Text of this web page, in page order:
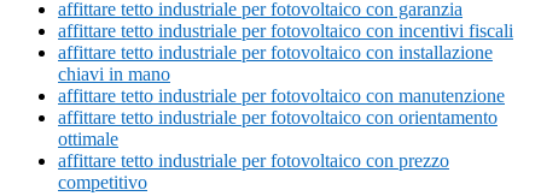
affittare tetto industriale per fotovoltaico con garanzia
affittare tetto industriale per fotovoltaico con incentivi fiscali
affittare tetto industriale per fotovoltaico con installazione
chiavi in mano
affittare tetto industriale per fotovoltaico con manutenzione
affittare tetto industriale per fotovoltaico con orientamento
ottimale
affittare tetto industriale per fotovoltaico con prezzo
competitivo